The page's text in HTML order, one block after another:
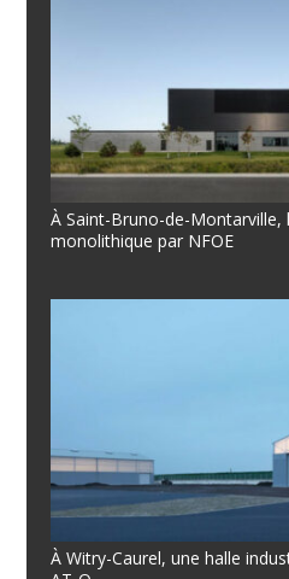
À Saint-Bruno-de-
monolithique par NFOE
À Witry-Caurel, une halle